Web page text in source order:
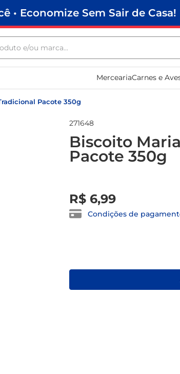
• Economize Sem Sair de Casa!
e/ou marca...
MerceariaCarnes e
Pacote 350g
271648
Biscoito
Pacote 350g
R$ 6,99
Condições de